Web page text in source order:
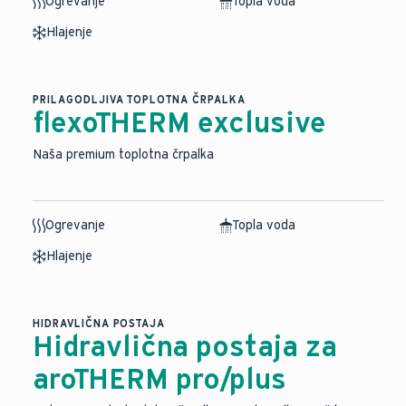
Hlajenje
PRILAGODLJIVA TOPLOTNA ČRPALKA
flexoTHERM exclusive
Naša premium toplotna črpalka
Ogrevanje
Topla voda
Hlajenje
HIDRAVLIČNA POSTAJA
Hidravlična postaja za
aroTHERM pro/plus